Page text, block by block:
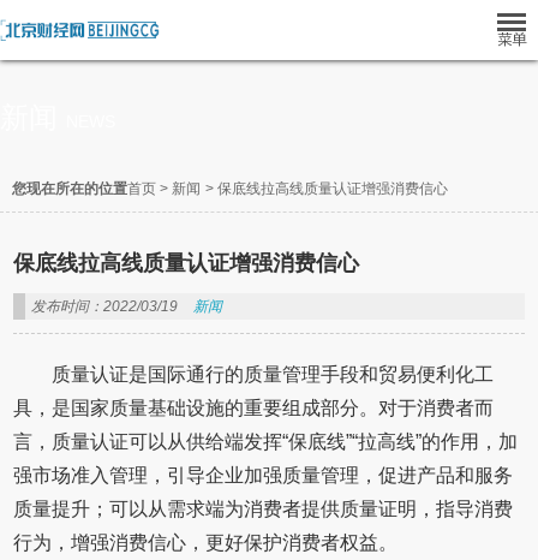
您现在所在的位置首页 > 新闻 > 保底线拉高线质量认证增强消费信心
保底线拉高线质量认证增强消费信心
发布时间：2022/03/19 新闻
质量认证是国际通行的质量管理手段和贸易便利化工
具，是国家质量基础设施的重要组成部分。对于消费者而
言，质量认证可以从供给端发挥“保底线”“拉高线”的作用，加
强市场准入管理，引导企业加强质量管理，促进产品和服务
质量提升；可以从需求端为消费者提供质量证明，指导消费
行为，增强消费信心，更好保护消费者权益。